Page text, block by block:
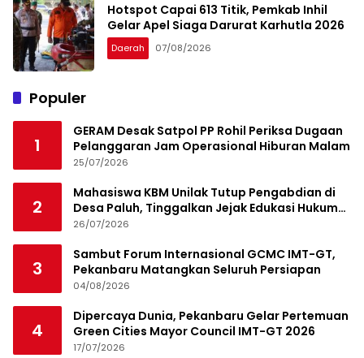
Hotspot Capai 613 Titik, Pemkab Inhil
Gelar Apel Siaga Darurat Karhutla 2026
Daerah 07/08/2026
Populer
1
GERAM Desak Satpol PP Rohil Periksa Dugaan
Pelanggaran Jam Operasional Hiburan Malam
25/07/2026
2
Mahasiswa KBM Unilak Tutup Pengabdian di
Desa Paluh, Tinggalkan Jejak Edukasi Hukum
dan Aksi Sosial
26/07/2026
3
Sambut Forum Internasional GCMC IMT-GT,
Pekanbaru Matangkan Seluruh Persiapan
04/08/2026
4
Dipercaya Dunia, Pekanbaru Gelar Pertemuan
Green Cities Mayor Council IMT-GT 2026
17/07/2026